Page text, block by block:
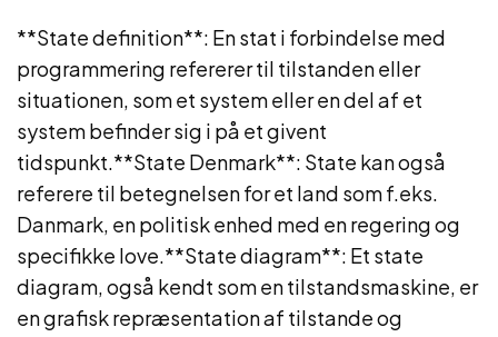
**State definition**: En stat i forbindelse med
programmering refererer til tilstanden eller
situationen, som et system eller en del af et
system befinder sig i på et givent
tidspunkt.**State Denmark**: State kan også
referere til betegnelsen for et land som f.eks.
Danmark, en politisk enhed med en regering og
specifikke love.**State diagram**: Et state
diagram, også kendt som en tilstandsmaskine, er
en grafisk repræsentation af tilstande og